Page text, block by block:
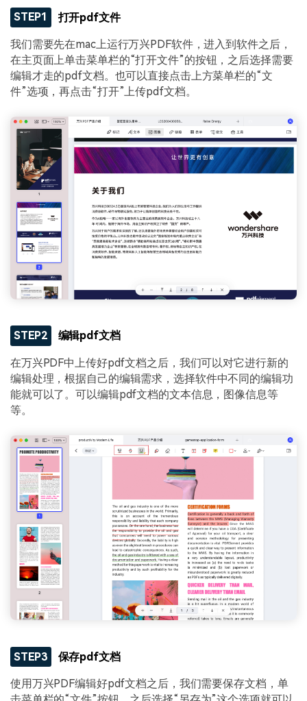
STEP1 打开pdf文件
我们需要先在mac上运行万兴PDF软件，进入到软件之后，
在主页面上单击菜单栏的“打开文件”的按钮，之后选择需要
编辑才走的pdf文档。也可以直接点击上方菜单栏的“文
件”选项，再点击“打开”上传pdf文档。
STEP2 编辑pdf文档
在万兴PDF中上传好pdf文档之后，我们可以对它进行新的
编辑处理，根据自己的编辑需求，选择软件中不同的编辑功
能就可以了。可以编辑pdf文档的文本信息，图像信息等
等。
STEP3 保存pdf文档
使用万兴PDF编辑好pdf文档之后，我们需要保存文档，单